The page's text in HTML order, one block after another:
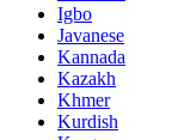
Igbo
Javanese
Kannada
Kazakh
Khmer
Kurdish